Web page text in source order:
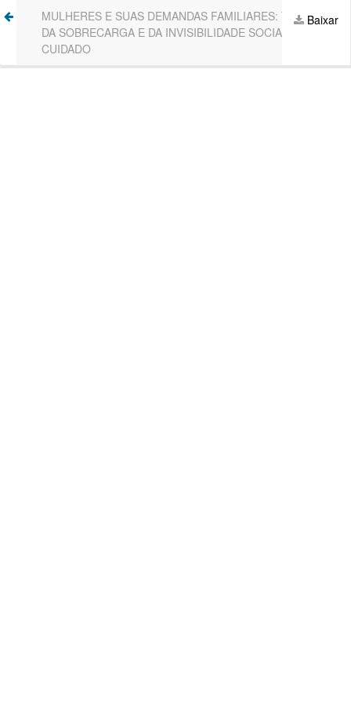
aos
Detalhes
Artigo
MULHERES E SUAS DEMANDAS FAMILIARES: TRADUÇÃO
DA SOBRECARGA E DA INVISIBILIDADE SOCIAL DO
CUIDADO
Baixar